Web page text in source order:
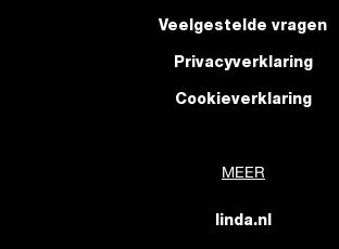
Veelgestelde vragen
Privacyverklaring
Cookieverklaring
MEER
linda.nl